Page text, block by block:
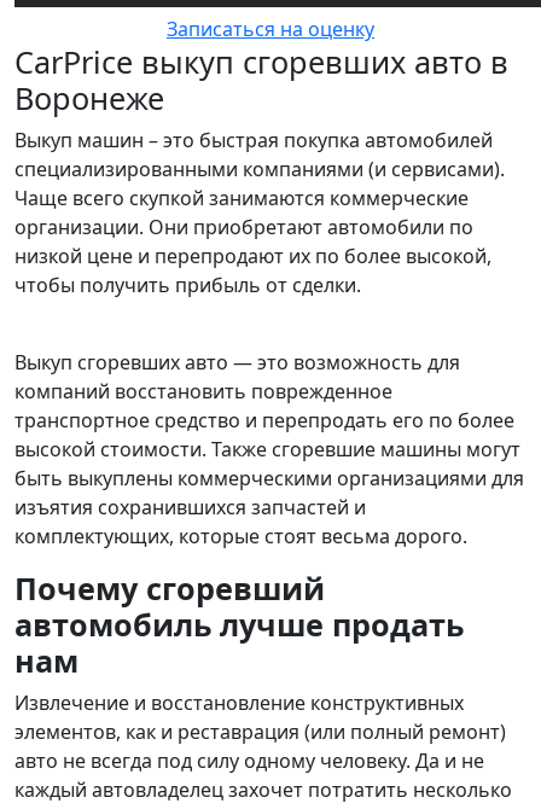
Записаться на оценку
CarPrice выкуп сгоревших авто в
Воронеже
Выкуп машин – это быстрая покупка автомобилей
специализированными компаниями (и сервисами).
Чаще всего скупкой занимаются коммерческие
организации. Они приобретают автомобили по
низкой цене и перепродают их по более высокой,
чтобы получить прибыль от сделки.
Выкуп сгоревших авто — это возможность для
компаний восстановить поврежденное
транспортное средство и перепродать его по более
высокой стоимости. Также сгоревшие машины могут
быть выкуплены коммерческими организациями для
изъятия сохранившихся запчастей и
комплектующих, которые стоят весьма дорого.
Почему сгоревший
автомобиль лучше продать
нам
Извлечение и восстановление конструктивных
элементов, как и реставрация (или полный ремонт)
авто не всегда под силу одному человеку. Да и не
каждый автовладелец захочет потратить несколько